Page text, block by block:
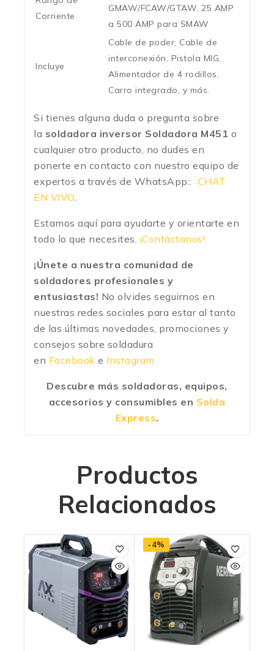
Corriente
GMAW/FCAW/GTAW, 25 AMP
a 500 AMP para SMAW
Incluye
Cable de poder, Cable de
interconexión, Pistola MIG,
Alimentador de 4 rodillos,
Carro integrado, y más.
Si tienes alguna duda o pregunta sobre
la soldadora inversor Soldadora M451 o
cualquier otro producto, no dudes en
ponerte en contacto con nuestro equipo de
expertos a través de WhatsApp:: CHAT
EN VIVO.
Estamos aquí para ayudarte y orientarte en
todo lo que necesites. ¡Contáctanos!
¡Únete a nuestra comunidad de
soldadores profesionales y
entusiastas! No olvides seguirnos en
nuestras redes sociales para estar al tanto
de las últimas novedades, promociones y
consejos sobre soldadura
en Facebook e Instagram.
Descubre más soldadoras, equipos,
accesorios y consumibles en Solda
Express.
Productos
Relacionados
-4%